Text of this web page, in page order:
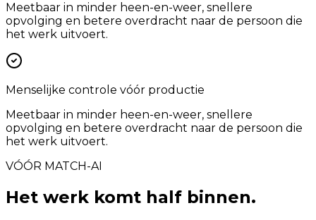
Meetbaar in minder heen-en-weer, snellere
opvolging en betere overdracht naar de persoon die
het werk uitvoert.
Menselijke controle vóór productie
Meetbaar in minder heen-en-weer, snellere
opvolging en betere overdracht naar de persoon die
het werk uitvoert.
VÓÓR MATCH-AI
Het werk komt half binnen.